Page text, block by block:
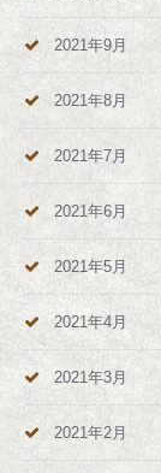
2021年9月
2021年8月
2021年7月
2021年6月
2021年5月
2021年4月
2021年3月
2021年2月